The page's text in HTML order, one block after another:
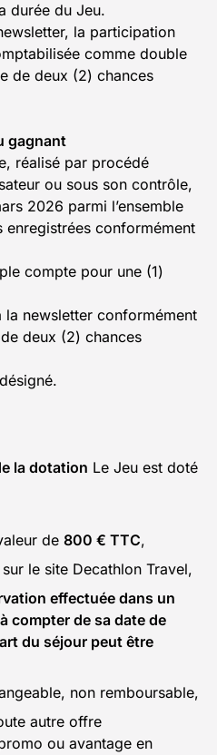
durée du Jeu.
la participation
comme double
de deux (2) chances
gagnant
réalisé par procédé
ou sous son contrôle,
2026 parmi l’ensemble
conformément
compte pour une (1)
newsletter conformément
deux (2) chances
la dotation Le Jeu est doté
de 800 € TTC,
le site Decathlon Travel,
effectuée dans un
compter de sa date de
du séjour peut être
non remboursable,
autre offre
ou avantage en